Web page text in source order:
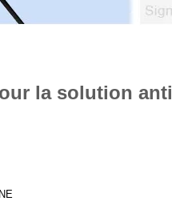
la solution anti